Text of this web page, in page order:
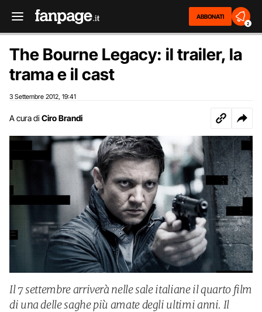
ABBONATI
2
The Bourne Legacy: il trailer, la
trama e il cast
3 Settembre 2012 19:41
A cura di Ciro Brandi
Il 7 settembre arriverà nelle sale italiane il quarto film
di una delle saghe più amate degli ultimi anni. Il